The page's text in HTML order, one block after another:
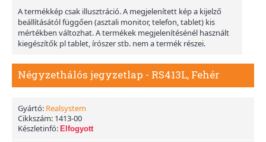
A termékkép csak illusztráció. A megjelenített kép a kijelző
beállításától függően (asztali monitor, telefon, tablet) kis
mértékben változhat. A termékek megjelenítésénél használt
kiegészítők pl tablet, írószer stb. nem a termék részei.
Négyzethálós jegyzetlap - RS413L, Fehér
Gyártó: Realsystem
Cikkszám: 1413-00
Készletinfó: Elfogyott